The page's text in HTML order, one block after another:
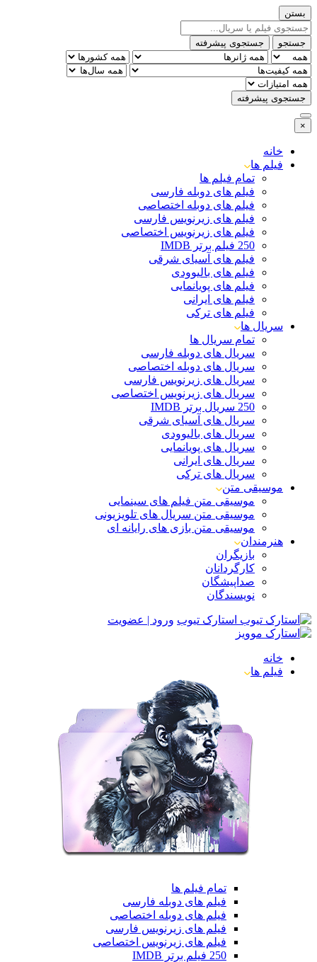
بستن
جستجو جستجوی پیشرفته
جستجوی پیشرفته
×
خانه
فیلم ها
تمام فیلم ها
فیلم های دوبله فارسی
فیلم های دوبله اختصاصی
فیلم های زیرنویس فارسی
فیلم های زیرنویس اختصاصی
250 فیلم برتر IMDB
فیلم های آسیای شرقی
فیلم های بالیوودی
فیلم های پویانمایی
فیلم های ایرانی
فیلم های ترکی
سریال ها
تمام سریال ها
سریال های دوبله فارسی
سریال های دوبله اختصاصی
سریال های زیرنویس فارسی
سریال های زیرنویس اختصاصی
250 سریال برتر IMDB
سریال های آسیای شرقی
سریال های بالیوودی
سریال های پویانمایی
سریال های ایرانی
سریال های ترکی
موسیقی متن
موسیقی متن فیلم های سینمایی
موسیقی متن سریال های تلویزیونی
موسیقی متن بازی های رایانه ای
هنرمندان
بازیگران
کارگردانان
صداپیشگان
نویسندگان
استارک تیوب ورود | عضویت
خانه
فیلم ها
تمام فیلم ها
فیلم های دوبله فارسی
فیلم های دوبله اختصاصی
فیلم های زیرنویس فارسی
فیلم های زیرنویس اختصاصی
250 فیلم برتر IMDB